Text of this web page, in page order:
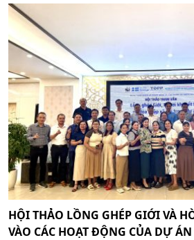
HỘI THẢO LỒNG GHÉP GIỚI VÀ
VÀO CÁC HOẠT ĐỘNG CỦA DỰ